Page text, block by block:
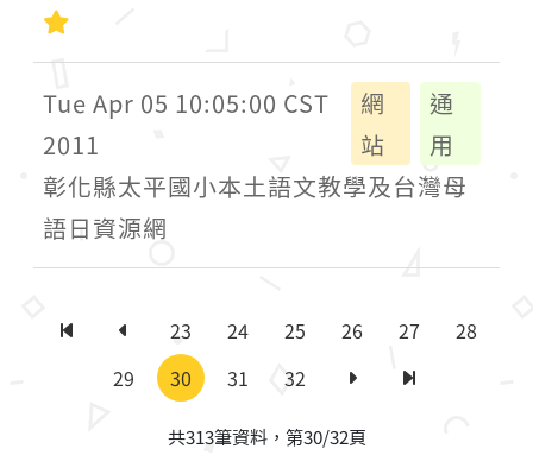
Tue Apr 05 10:05:00 CST
2011
網
站
通
用
彰化縣太平國小本土語文教學及台灣母
語日資源網
第一頁 上一頁
23 24 25 26 27
28
29
30 31 32
下一頁最後一頁
共313筆資料，第30/32頁